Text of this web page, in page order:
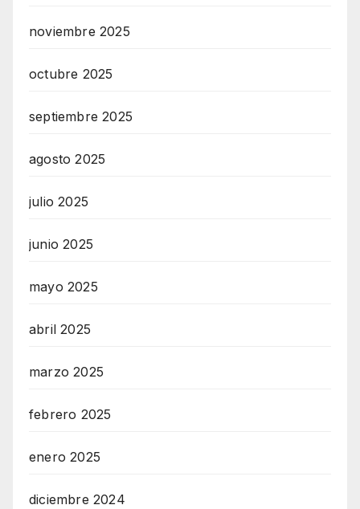
noviembre 2025
octubre 2025
septiembre 2025
agosto 2025
julio 2025
junio 2025
mayo 2025
abril 2025
marzo 2025
febrero 2025
enero 2025
diciembre 2024